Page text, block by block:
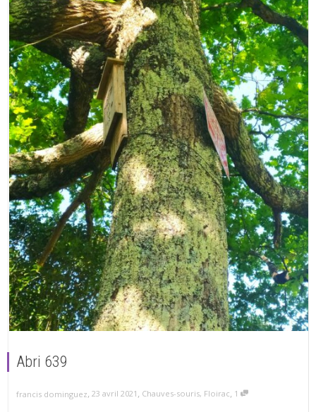
Abri 639
francis dominguez, 23 avril 2021 , Chauves-souris, Floirac, 1